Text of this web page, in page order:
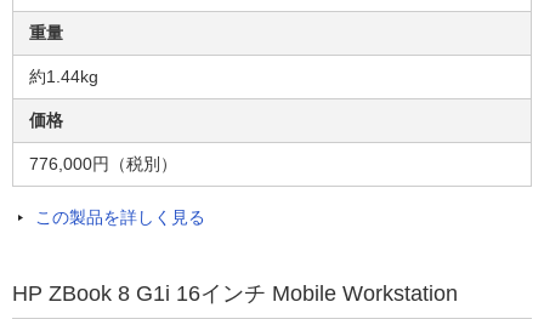
重量
約1.44kg
価格
776,000円（税別）
この製品を詳しく見る
HP ZBook 8 G1i 16インチ Mobile Workstation